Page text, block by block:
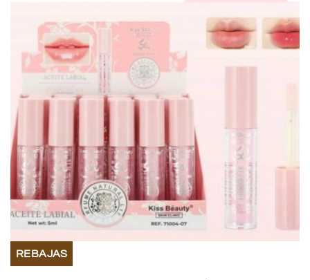
BOLSOS Y MONEDEROS
CALZADO
COMPLEMENTOS
TECNOLOGIA
HOGAR
TARJETAS REGALO
REBAJAS